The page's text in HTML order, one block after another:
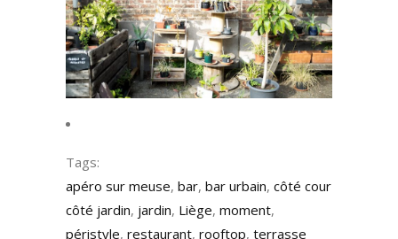
Tags:
apéro sur meuse, bar, bar urbain, côté cour
côté jardin, jardin, Liège, moment,
péristyle, restaurant, rooftop, terrasse